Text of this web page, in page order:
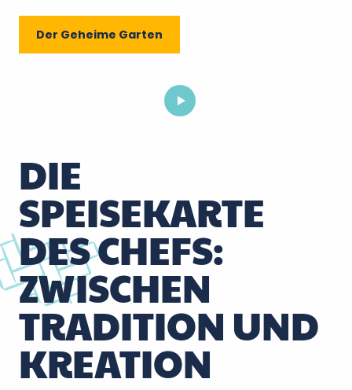
Der Geheime Garten
DIE
SPEISEKARTE
DES CHEFS:
ZWISCHEN
TRADITION UND
KREATION